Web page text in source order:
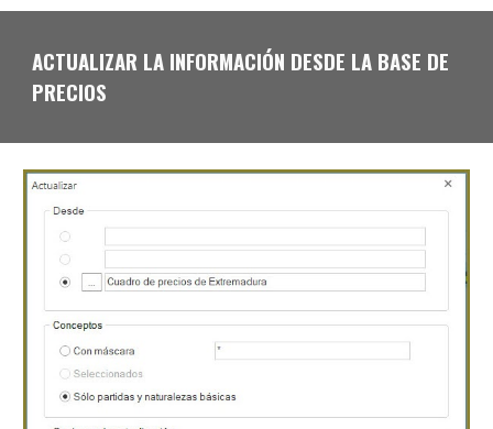
ACTUALIZAR LA INFORMACIÓN DESDE LA BASE DE
PRECIOS